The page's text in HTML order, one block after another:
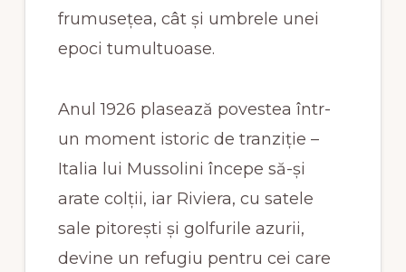
frumusețea, cât și umbrele unei
epoci tumultuoase.
Anul 1926 plasează povestea într-
un moment istoric de tranziție –
Italia lui Mussolini începe să-și
arate colții, iar Riviera, cu satele
sale pitorești și golfurile azurii,
devine un refugiu pentru cei care